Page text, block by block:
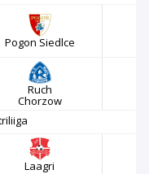
Pogon Siedlce
Ruch
Chorzow
Laagri